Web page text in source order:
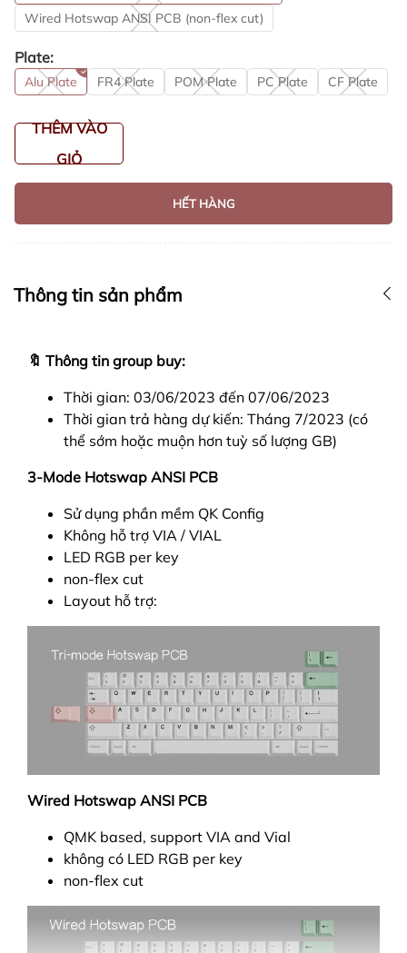
Wired Hotswap ANSI PCB (non-flex cut)
Plate:
Alu Plate FR4 Plate POM Plate PC Plate CF Plate
THÊM VÀO
GIỎ
HẾT HÀNG
Thông tin sản phẩm
🔖 Thông tin group buy:
Thời gian: 03/06/2023 đến 07/06/2023
Thời gian trả hàng dự kiến: Tháng 7/2023 (có
thể sớm hoặc muộn hơn tuỳ số lượng GB)
3-Mode Hotswap ANSI PCB
Sử dụng phần mềm QK Config
Không hỗ trợ VIA / VIAL
LED RGB per key
non-flex cut
Layout hỗ trợ:
Wired Hotswap ANSI PCB
QMK based, support VIA and Vial
không có LED RGB per key
non-flex cut